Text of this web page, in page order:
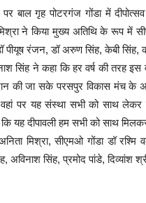
बाल गृह पोटरगंज गोंडा में
ने किया मुख्य अतिथि के रूप में
पीयूष रंजन, डॉ अरुण सिंह, केबी सिंह,
ने कहा कि हर वर्ष की तरह इस
की जा सके परसपुर विकास मंच
पर यह संस्था सभी को साथ लेकर
यह दीपावली हम सभी को साथ
मिश्रा, सीएमओ गोंडा डॉ रश्मि
सिंह, प्रमोद पांडे, दिव्यांश